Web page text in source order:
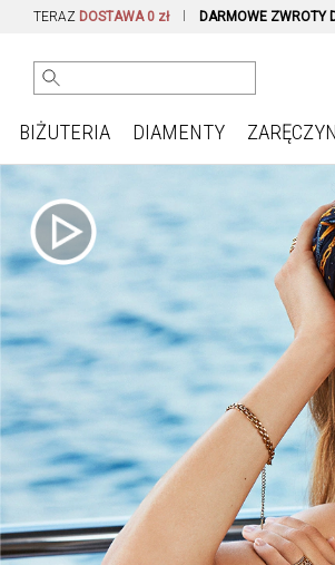
TERAZ DOSTAWA 0 zł DARMOWE ZWROTY
BIŻUTERIA DIAMENTY